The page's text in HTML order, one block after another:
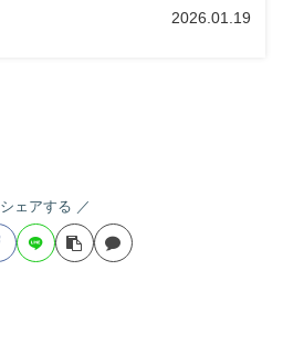
2026.01.19
シェアする